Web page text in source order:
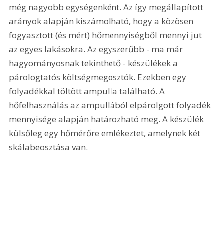
még nagyobb egységenként. Az így megállapított
arányok alapján kiszámolható, hogy a közösen
fogyasztott (és mért) hőmennyiségből mennyi jut
az egyes lakásokra. Az egyszerűbb - ma már
hagyományosnak tekinthető - készülékek a
párologtatós költségmegosztók. Ezekben egy
folyadékkal töltött ampulla található. A
hőfelhasználás az ampullából elpárolgott folyadék
mennyisége alapján határozható meg. A készülék
külsőleg egy hőmérőre emlékeztet, amelynek két
skálabeosztása van.